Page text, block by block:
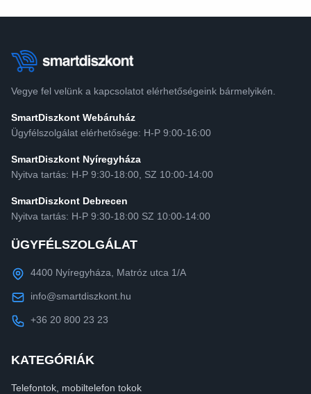
Vegye fel velünk a kapcsolatot elérhetőségeink bármelyikén.
SmartDiszkont Webáruház
Ügyfélszolgálat elérhetősége: H-P 9:00-16:00
SmartDiszkont Nyíregyháza
Nyitva tartás: H-P 9:30-18:00, SZ 10:00-14:00
SmartDiszkont Debrecen
Nyitva tartás: H-P 9:30-18:00 SZ 10:00-14:00
ÜGYFÉLSZOLGÁLAT
4400 Nyíregyháza, Matróz utca 1/A
info@smartdiszkont.hu
+36 20 800 23 23
KATEGÓRIÁK
Telefontok, mobiltelefon tokok